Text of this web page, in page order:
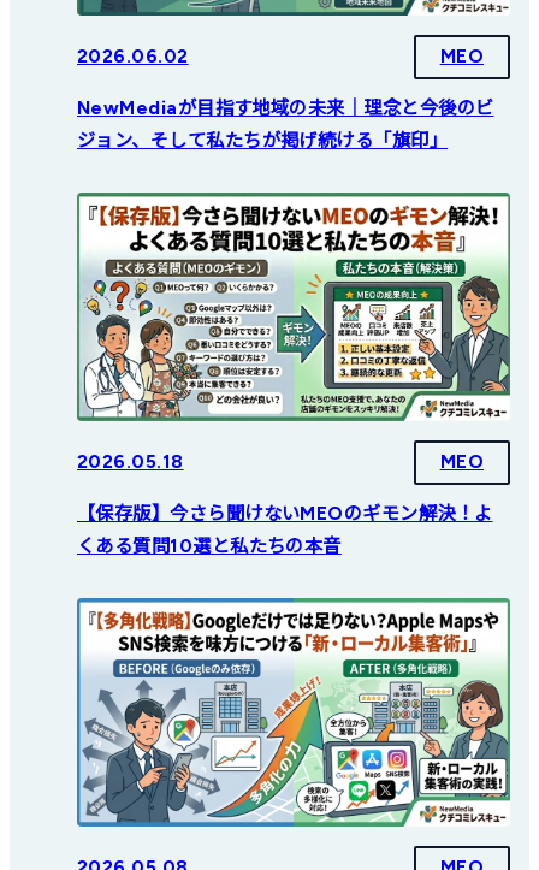
2026.06.02 MEO
NewMediaが目指す地域の未来｜理念と今後のビ
ジョン、そして私たちが掲げ続ける「旗印」
2026.05.18 MEO
【保存版】今さら聞けないMEOのギモン解決！よ
くある質問10選と私たちの本音